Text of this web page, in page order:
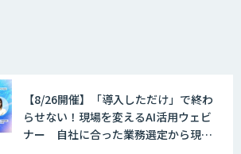
戦略策定から実装まで一気通貫のAIエー
ジェント開発
【8/26開催】「導入しただけ」で終わ
らせない！現場を変えるAI活用ウェビ
ナー 自社に合った業務選定から現